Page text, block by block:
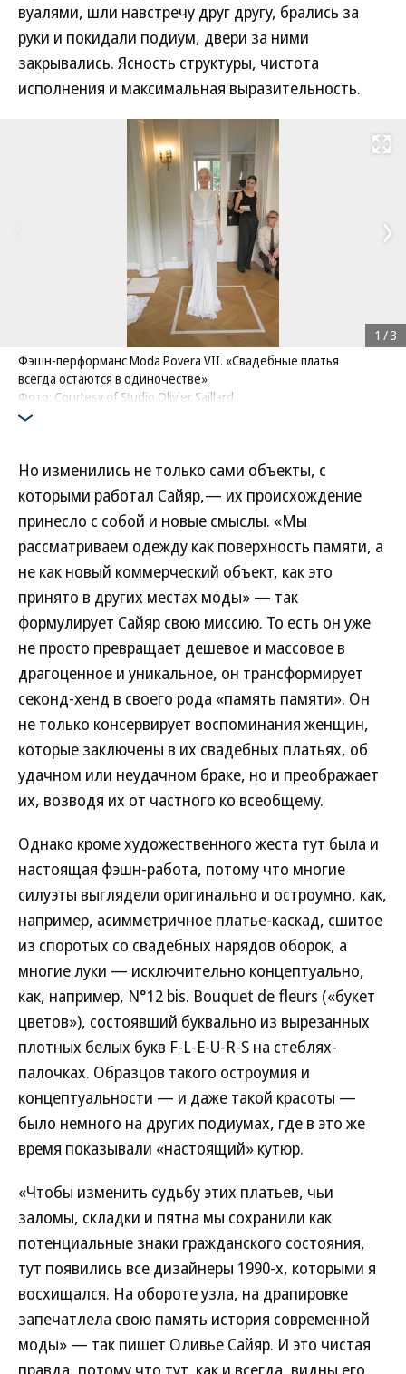
вуалями, шли навстречу друг другу, брались за
руки и покидали подиум, двери за ними
закрывались. Ясность структуры, чистота
исполнения и максимальная выразительность.
Развернуть
Фэшн-перформанс Moda Povera VII. «Свадебные платья
всегда остаются в одиночестве»
Фото: Courtesy of Studio Olivier Saillard
1 /3
Но изменились не только сами объекты, с
которыми работал Сайяр,— их происхождение
принесло с собой и новые смыслы. «Мы
рассматриваем одежду как поверхность памяти, а
не как новый коммерческий объект, как это
принято в других местах моды» — так
формулирует Сайяр свою миссию. То есть он уже
не просто превращает дешевое и массовое в
драгоценное и уникальное, он трансформирует
секонд-хенд в своего рода «память памяти». Он
не только консервирует воспоминания женщин,
которые заключены в их свадебных платьях, об
удачном или неудачном браке, но и преображает
их, возводя их от частного ко всеобщему.
Однако кроме художественного жеста тут была и
настоящая фэшн-работа, потому что многие
силуэты выглядели оригинально и остроумно, как,
например, асимметричное платье-каскад, сшитое
из споротых со свадебных нарядов оборок, а
многие луки — исключительно концептуально,
как, например, N°12 bis. Bouquet de fleurs («букет
цветов»), состоявший буквально из вырезанных
плотных белых букв F-L-E-U-R-S на стеблях-
палочках. Образцов такого остроумия и
концептуальности — и даже такой красоты —
было немного на других подиумах, где в это же
время показывали «настоящий» кутюр.
«Чтобы изменить судьбу этих платьев, чьи
заломы, складки и пятна мы сохранили как
потенциальные знаки гражданского состояния,
тут появились все дизайнеры 1990-х, которыми я
восхищался. На обороте узла, на драпировке
запечатлела свою память история современной
моды» — так пишет Оливье Сайяр. И это чистая
правда, потому что тут, как и всегда, видны его